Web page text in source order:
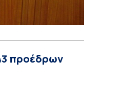
προέδρων